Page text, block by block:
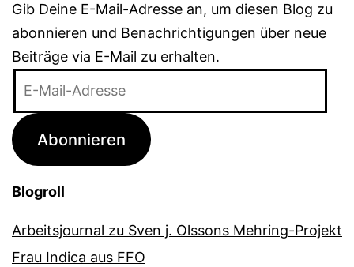
Gib Deine E-Mail-Adresse an, um diesen Blog zu
abonnieren und Benachrichtigungen über neue
Beiträge via E-Mail zu erhalten.
Adresse
Abonnieren
Blogroll
Arbeitsjournal zu Sven j. Olssons Mehring-Projekt
Frau Indica aus FFO